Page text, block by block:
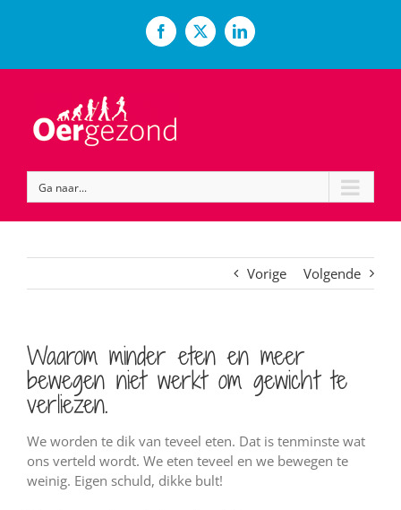
Facebook
X LinkedIn
Ga naar...
Vorige Volgende
Waarom minder eten en meer
bewegen niet werkt om gewicht te
verliezen.
We worden te dik van teveel eten. Dat is tenminste wat
ons verteld wordt. We eten teveel en we bewegen te
weinig. Eigen schuld, dikke bult!